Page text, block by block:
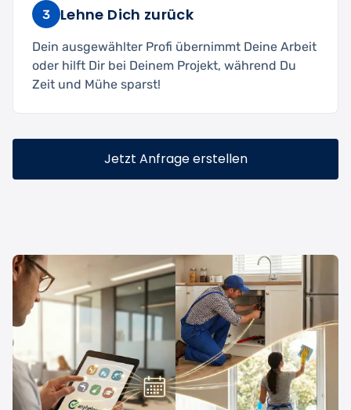
3 Lehne Dich zurück
Dein ausgewählter Profi übernimmt Deine Arbeit
oder hilft Dir bei Deinem Projekt, während Du
Zeit und Mühe sparst!
Jetzt Anfrage erstellen